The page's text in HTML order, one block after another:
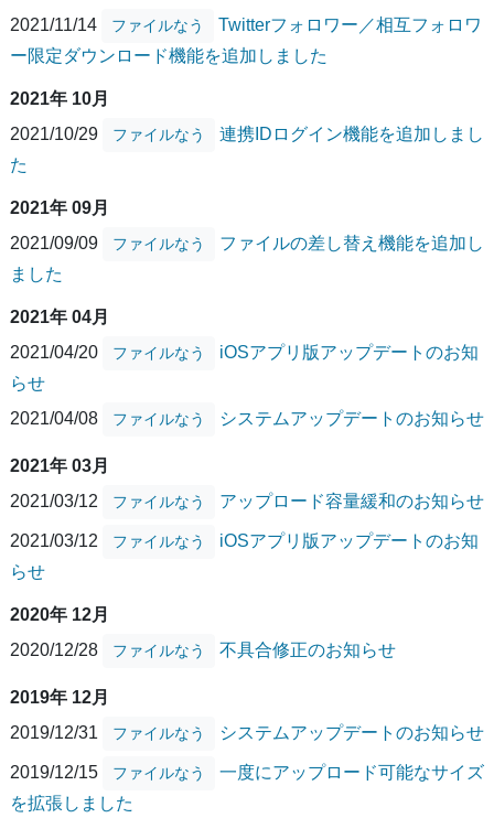
2021/11/14
ファイルなう
Twitterフォロワー／相互フォロワ
ー限定ダウンロード機能を追加しました
2021年 10月
2021/10/29
ファイルなう
連携IDログイン機能を追加しまし
た
2021年 09月
2021/09/09
ファイルなう
ファイルの差し替え機能を追加し
ました
2021年 04月
2021/04/20
ファイルなう
iOSアプリ版アップデートのお知
らせ
2021/04/08
ファイルなう システムアップデートのお知らせ
2021年 03月
2021/03/12
ファイルなう アップロード容量緩和のお知らせ
2021/03/12 ファイルなう
iOSアプリ版アップデートのお知
らせ
2020年 12月
2020/12/28
ファイルなう 不具合修正のお知らせ
2019年 12月
2019/12/31
ファイルなう システムアップデートのお知らせ
2019/12/15 ファイルなう
一度にアップロード可能なサイズ
を拡張しました